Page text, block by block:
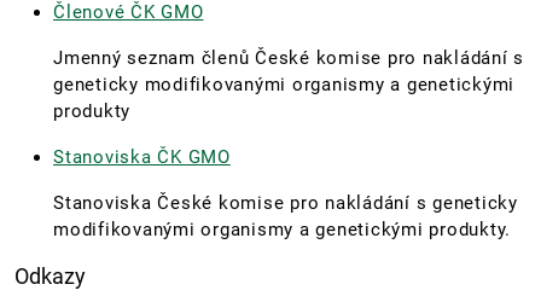
Členové ČK GMO
Jmenný seznam členů České komise pro nakládání s
geneticky modifikovanými organismy a genetickými
produkty
Stanoviska ČK GMO
Stanoviska České komise pro nakládání s geneticky
modifikovanými organismy a genetickými produkty.
Odkazy